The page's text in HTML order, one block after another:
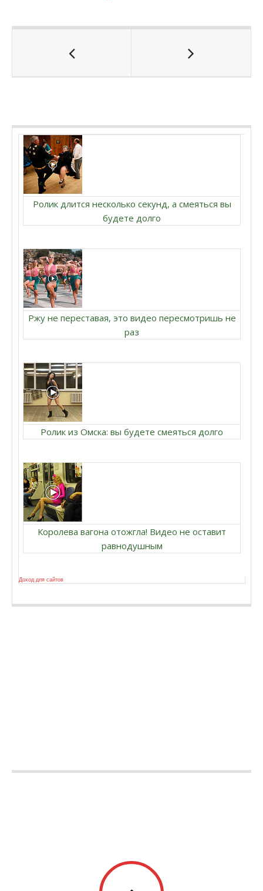
Ролик длится несколько секунд, а смеяться вы
будете долго
Ржу не переставая, это видео пересмотришь не
раз
Ролик из Омска: вы будете смеяться долго
Королева вагона отожгла! Видео не оставит
равнодушным
Доход для сайтов